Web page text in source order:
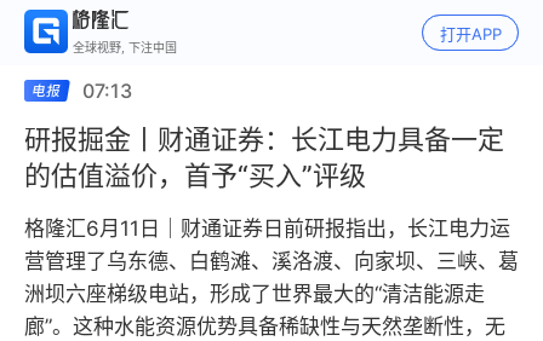
全球视野, 下注中国
打开APP
07:13
研报掘金丨财通证券：长江电力具备一定
的估值溢价，首予“买入”评级
格隆汇6月11日｜财通证券日前研报指出，长江电力运
营管理了乌东德、白鹤滩、溪洛渡、向家坝、三峡、葛
洲坝六座梯级电站，形成了世界最大的“清洁能源走
廊”。这种水能资源优势具备稀缺性与天然垄断性，无